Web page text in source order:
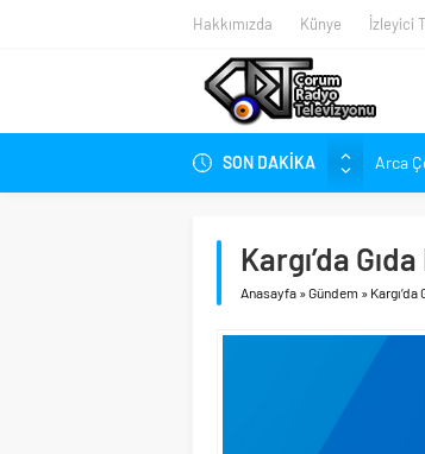
Hakkımızda Künye İzleyici
SON DAKİKA
Arca
Arca
Kargı’da
Anasayfa »Gündem »